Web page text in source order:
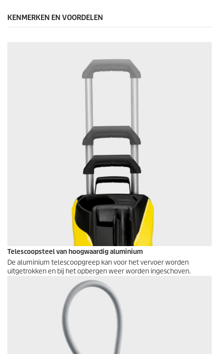
KENMERKEN EN VOORDELEN
Telescoopsteel van hoogwaardig aluminium
De aluminium telescoopgreep kan voor het vervoer worden
uitgetrokken en bij het opbergen weer worden ingeschoven.